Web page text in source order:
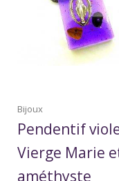
Bijoux
Pendentif
Vierge Marie
améthyste